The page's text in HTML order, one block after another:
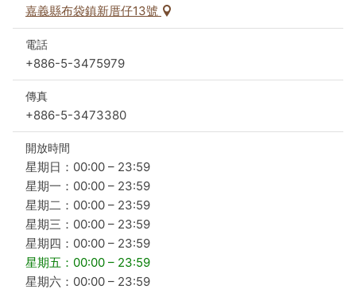
鹽業因此式微，偌大的鹽埕上已看不到曬鹽、採鹽的景象，
而穿梭在鹽埕中的小火車，也早已功成身退了。
嘉義縣布袋鎮新厝仔13號
電話
+886-5-3475979
傳真
+886-5-3473380
開放時間
星期日：00:00 – 23:59
星期一：00:00 – 23:59
星期二：00:00 – 23:59
星期三：00:00 – 23:59
星期四：00:00 – 23:59
星期五：00:00 – 23:59
星期六：00:00 – 23:59